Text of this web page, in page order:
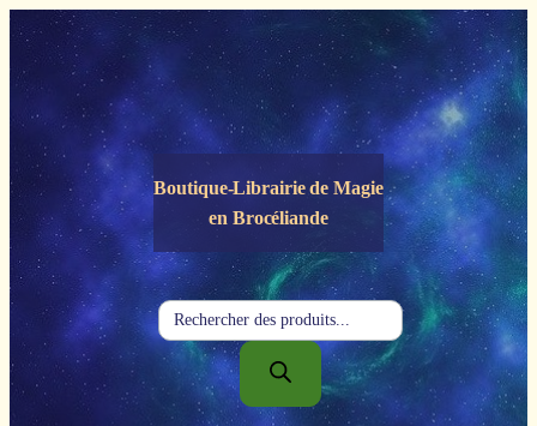
Panneau de gestion des cookies
Boutique-Librairie deMagie
en Brocéliande
Recherche
de
produits